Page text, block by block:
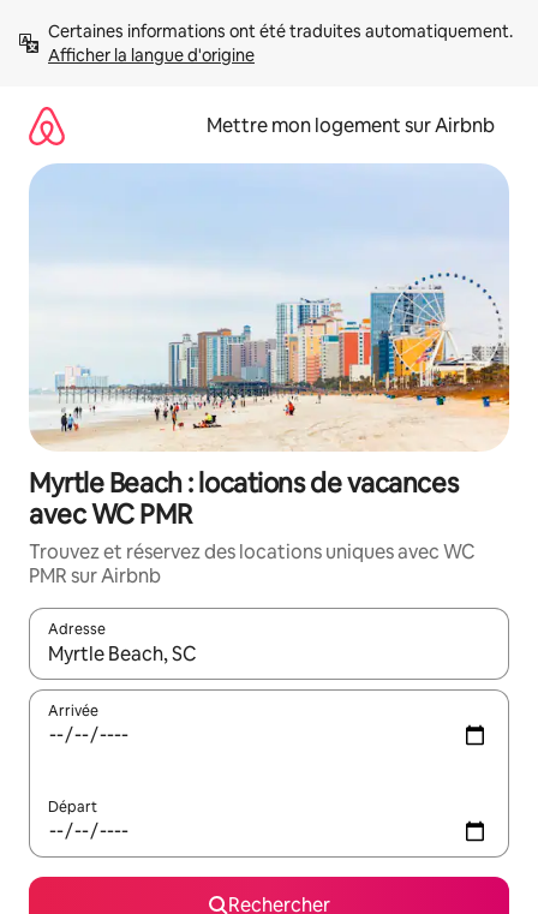
directement
Afficher la langue d'origine
Mettre mon logement sur Airbnb
Myrtle Beach : locations de vacances
avec WC PMR
Trouvez et réservez des locations uniques avec WC
PMR sur Airbnb
Adresse
Lorsque les résultats s'affichent, utilisez les flèches vers le
Arrivée
Départ
Rechercher